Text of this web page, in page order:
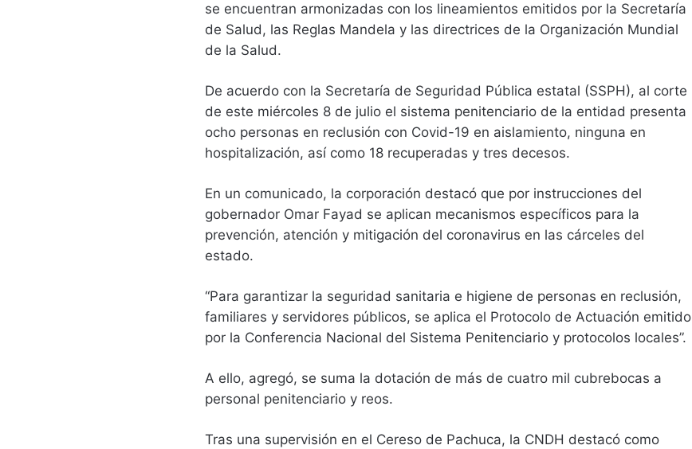
se encuentran armonizadas con los lineamientos emitidos por la Secretaría
de Salud, las Reglas Mandela y las directrices de la Organización Mundial
de la Salud.
De acuerdo con la Secretaría de Seguridad Pública estatal (SSPH), al corte
de este miércoles 8 de julio el sistema penitenciario de la entidad presenta
ocho personas en reclusión con Covid-19 en aislamiento, ninguna en
hospitalización, así como 18 recuperadas y tres decesos.
En un comunicado, la corporación destacó que por instrucciones del
gobernador Omar Fayad se aplican mecanismos específicos para la
prevención, atención y mitigación del coronavirus en las cárceles del
estado.
“Para garantizar la seguridad sanitaria e higiene de personas en reclusión,
familiares y servidores públicos, se aplica el Protocolo de Actuación emitido
por la Conferencia Nacional del Sistema Penitenciario y protocolos locales”.
A ello, agregó, se suma la dotación de más de cuatro mil cubrebocas a
personal penitenciario y reos.
Tras una supervisión en el Cereso de Pachuca, la CNDH destacó como